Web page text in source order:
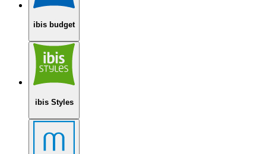
ibis budget
ibis Styles